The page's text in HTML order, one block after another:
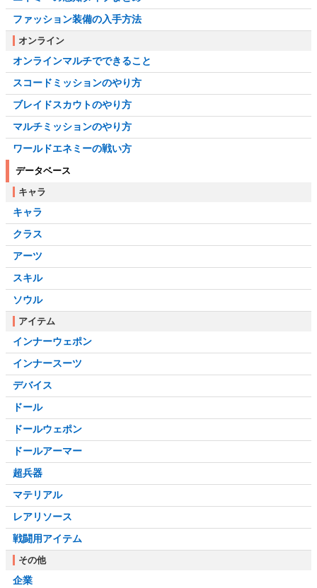
ファッション装備の入手方法
オンライン
オンラインマルチでできること
スコードミッションのやり方
ブレイドスカウトのやり方
マルチミッションのやり方
ワールドエネミーの戦い方
データベース
キャラ
キャラ
クラス
アーツ
スキル
ソウル
アイテム
インナーウェポン
インナースーツ
デバイス
ドール
ドールウェポン
ドールアーマー
超兵器
マテリアル
レアリソース
戦闘用アイテム
その他
企業